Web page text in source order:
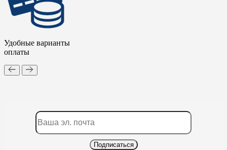
Удобные варианты
оплаты
Подписаться